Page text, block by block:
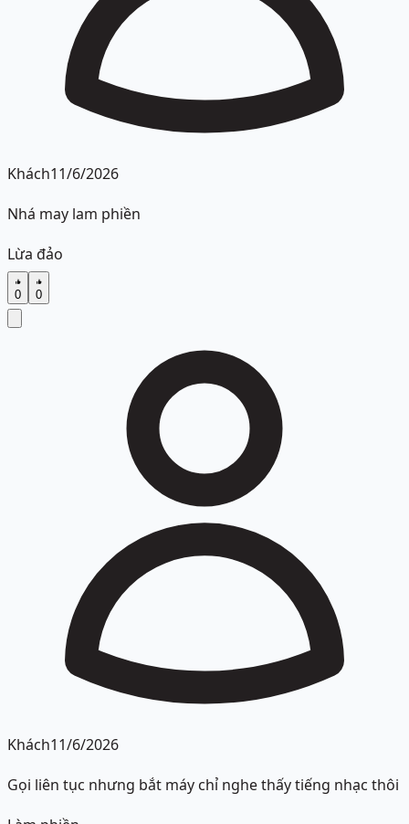
Khách11/6/2026
Nhá may lam phiền
Lừa đảo
0 0
Khách11/6/2026
Gọi liên tục nhưng bắt máy chỉ nghe thấy tiếng nhạc thôi